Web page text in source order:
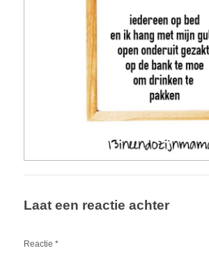
Laat een reactie achter
Reactie *